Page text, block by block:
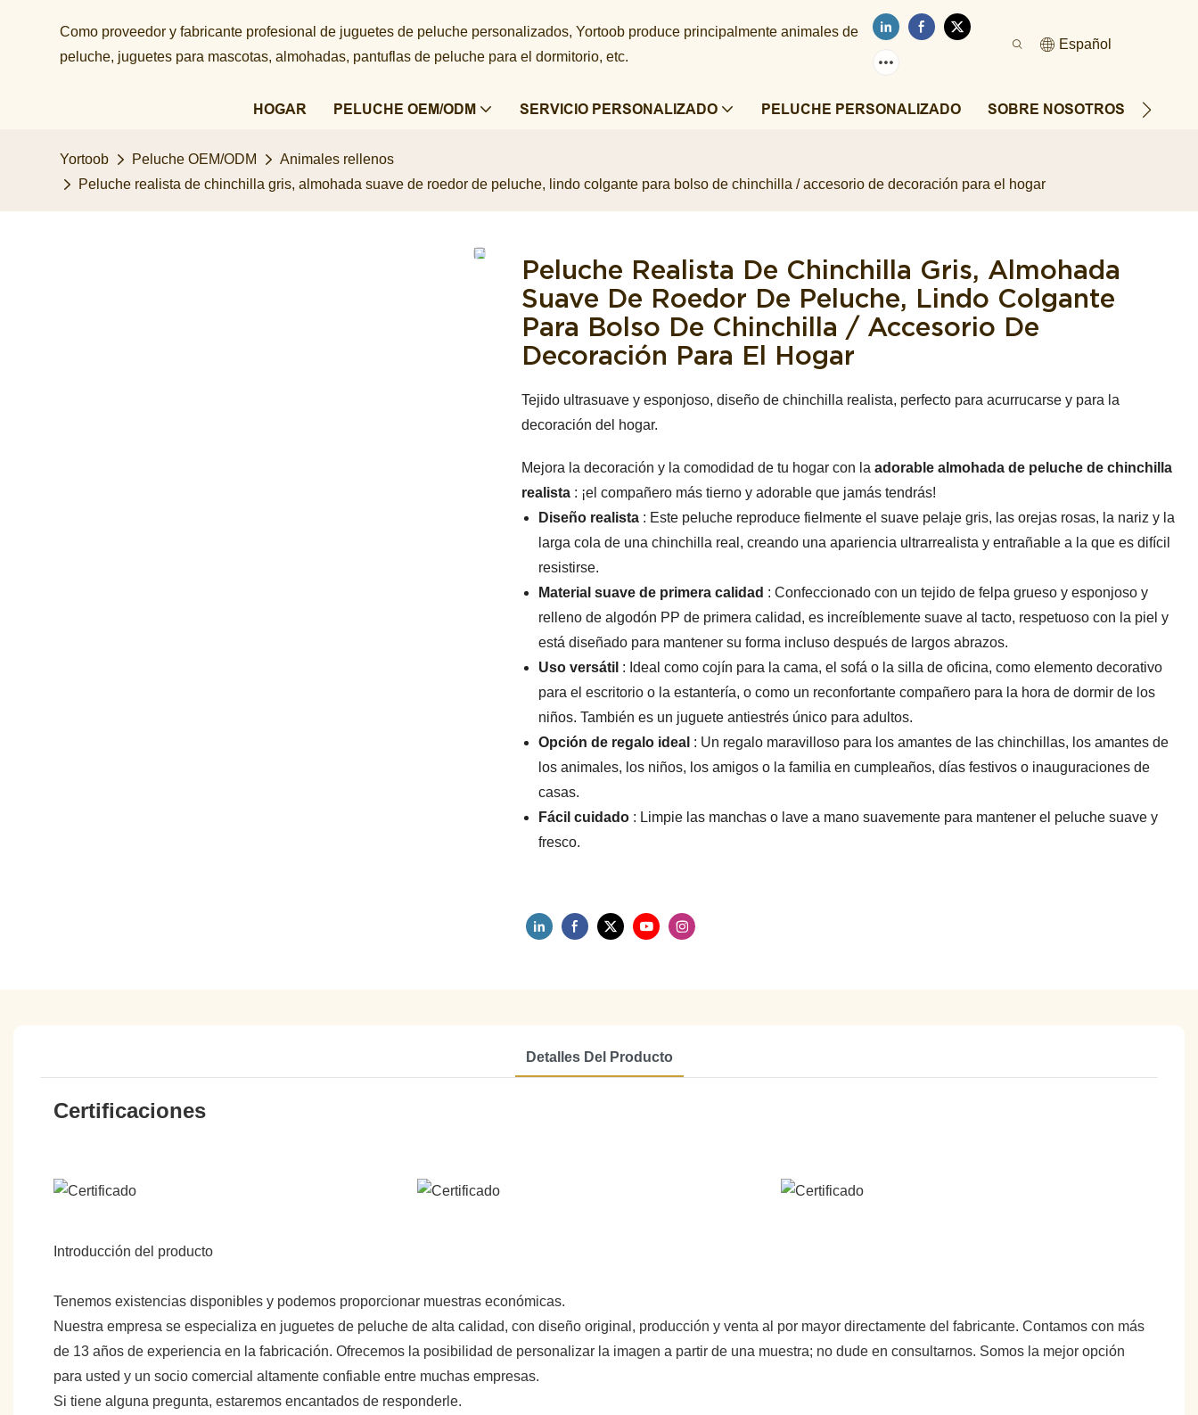
Como proveedor y fabricante profesional de juguetes de peluche personalizados, Yortoob produce principalmente animales de
peluche, juguetes para mascotas, almohadas, pantuflas de peluche para el dormitorio, etc.
Español
HOGAR PELUCHE OEM/ODM SERVICIO PERSONALIZADO PELUCHE PERSONALIZADO SOBRE NOSOTROS
Yortoob Peluche OEM/ODM
Animales rellenos
Peluche realista de chinchilla gris, almohada suave de roedor de peluche, lindo colgante para bolso de chinchilla / accesorio de decoración para el hogar
Peluche Realista De Chinchilla Gris, Almohada
Suave De Roedor De Peluche, Lindo Colgante
Para Bolso De Chinchilla / Accesorio De
Decoración Para El Hogar
Tejido ultrasuave y esponjoso, diseño de chinchilla realista, perfecto para acurrucarse y para la
decoración del hogar.
Mejora la decoración y la comodidad de tu hogar con la adorable almohada de peluche de chinchilla
realista : ¡el compañero más tierno y adorable que jamás tendrás!
Diseño realista : Este peluche reproduce fielmente el suave pelaje gris, las orejas rosas, la nariz y la
larga cola de una chinchilla real, creando una apariencia ultrarrealista y entrañable a la que es difícil
resistirse.
Material suave de primera calidad : Confeccionado con un tejido de felpa grueso y esponjoso y
relleno de algodón PP de primera calidad, es increíblemente suave al tacto, respetuoso con la piel y
está diseñado para mantener su forma incluso después de largos abrazos.
Uso versátil : Ideal como cojín para la cama, el sofá o la silla de oficina, como elemento decorativo
para el escritorio o la estantería, o como un reconfortante compañero para la hora de dormir de los
niños. También es un juguete antiestrés único para adultos.
Opción de regalo ideal : Un regalo maravilloso para los amantes de las chinchillas, los amantes de
los animales, los niños, los amigos o la familia en cumpleaños, días festivos o inauguraciones de
casas.
Fácil cuidado : Limpie las manchas o lave a mano suavemente para mantener el peluche suave y
fresco.
Detalles Del Producto
Certificaciones
Introducción del producto
Tenemos existencias disponibles y podemos proporcionar muestras económicas.
Nuestra empresa se especializa en juguetes de peluche de alta calidad, con diseño original, producción y venta al por mayor directamente del fabricante. Contamos con más
de 13 años de experiencia en la fabricación. Ofrecemos la posibilidad de personalizar la imagen a partir de una muestra; no dude en consultarnos. Somos la mejor opción
para usted y un socio comercial altamente confiable entre muchas empresas.
Si tiene alguna pregunta, estaremos encantados de responderle.